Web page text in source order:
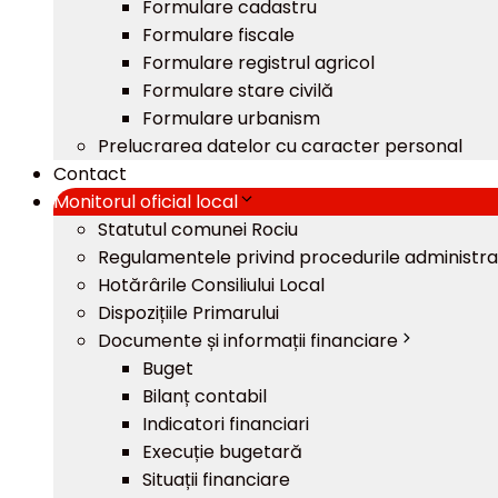
Formulare cadastru
Formulare fiscale
Formulare registrul agricol
Formulare stare civilă
Formulare urbanism
Prelucrarea datelor cu caracter personal
Contact
Monitorul oficial local
Statutul comunei Rociu
Regulamentele privind procedurile
Hotărârile Consiliului Local
Dispozițiile Primarului
Documente și informații financiare
Buget
Bilanț contabil
Indicatori financiari
Execuție bugetară
Situații financiare